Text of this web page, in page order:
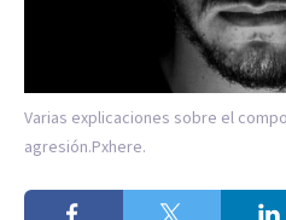
Varias explicaciones sobre el
agresión.Pxhere.